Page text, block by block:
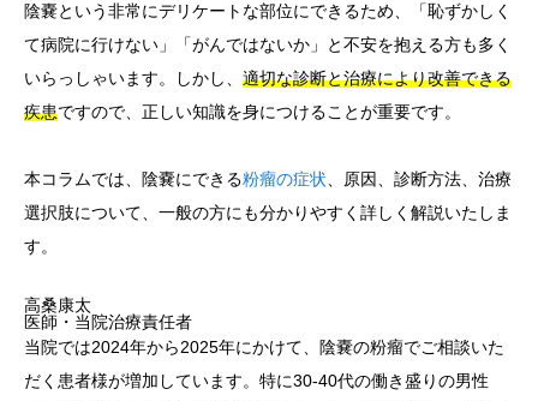
陰嚢という非常にデリケートな部位にできるため、「恥ずかしく
て病院に行けない」「がんではないか」と不安を抱える方も多く
いらっしゃいます。しかし、 適切な診断と治療により改善できる
疾患ですので、正しい知識を身につけることが重要です。
本コラムでは、陰嚢にできる粉瘤の症状 、原因、診断方法、治療
選択肢について、一般の方にも分かりやすく詳しく解説いたしま
す。
高桑康太
医師・当院治療責任者
当院では2024年から2025年にかけて、陰嚢の粉瘤でご相談いた
だく患者様が増加しています。特に30-40代の働き盛りの男性